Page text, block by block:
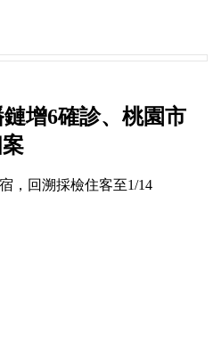
增6確診、桃園市
，回溯採檢住客至1/14